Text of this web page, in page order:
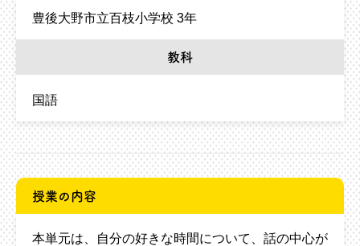
豊後大野市立百枝小学校 3年
教科
国語
授業の内容
本単元は、自分の好きな時間について、話の中心が